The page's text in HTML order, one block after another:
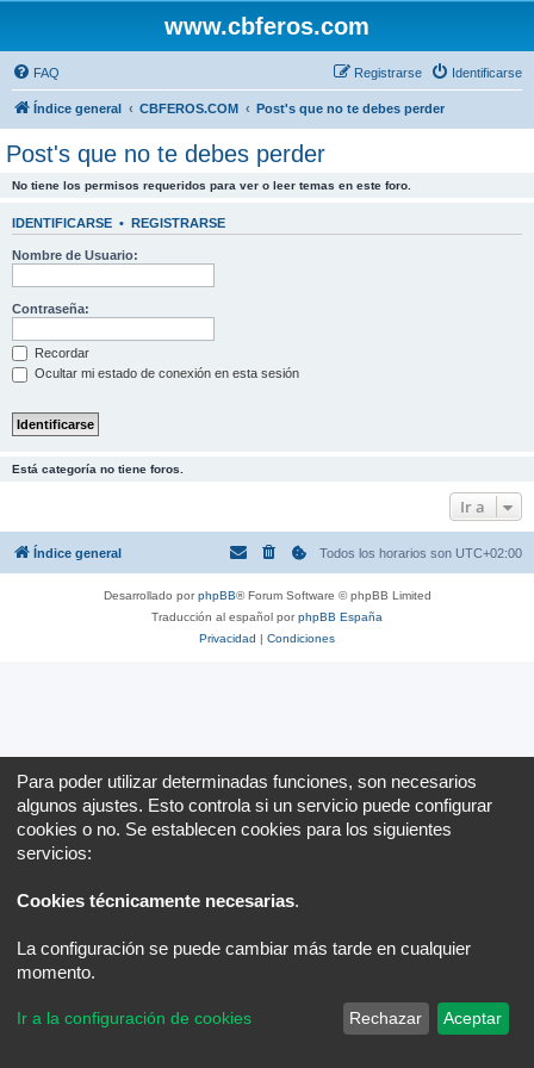
www.cbferos.com
FAQ Identificarse
Registrarse
Índice general CBFEROS.COM Post's que no te debes perder
Post's que no te debes perder
No tiene los permisos requeridos para ver o leer temas en este foro.
IDENTIFICARSE • REGISTRARSE
Nombre de Usuario:
Contraseña:
Recordar
Ocultar mi estado de conexión en esta sesión
Está categoría no tiene foros.
Ir a
Índice general Todos los horarios son UTC+02:00
Desarrollado porphpBB® Forum Software © phpBB Limited
Traducción al español porphpBB España
Privacidad | Condiciones
Para poder utilizar determinadas funciones, son necesarios
algunos ajustes. Esto controla si un servicio puede configurar
cookies o no. Se establecen cookies para los siguientes
servicios:
Cookies técnicamente necesarias.
La configuración se puede cambiar más tarde en cualquier
momento.
Ir a la configuración de cookies Rechazar Aceptar